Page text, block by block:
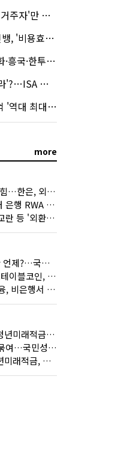
'만 가능
' 다른 잣대 왜?
·한투 3파전
편 후폭풍
자산 1조원 이상"
more
'달러 붙잡기' 안간힘…한은, 외화 초과지준에 이자 6개월 더
환율 14원 뛰자 4대 은행 RWA 6조 '눈덩이'…2배 뛴 2분기는?
한은·금감원, 시장교란 등 '외환공동검사'…환율 급등 전방위 대응
스테이블코인 법안 언제?…국회에 쏠린 시선
BOK 컨퍼런스 "스테이블코인, 결제 넘어 보험 대출 등 금융 연결 도구"
M&A 잠룡 하나금융, 비은행서 '두나무'로 눈돌린 이유는
3년 뒤 2200만원 청년미래적금, 최고 금리 받으려면?
세금 아끼려다 돈 묶여…국민성장펀드 누가 가입하면 좋을까
12% 얹어주는 청년미래적금, 갈아타기 거절 될수 있어요